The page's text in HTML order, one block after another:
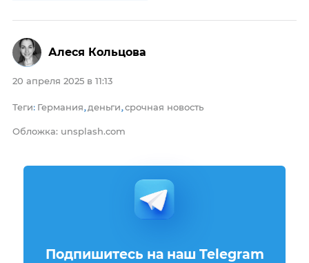
20 апреля 2025 в 11:13
Теги: Германия, деньги,срочная новость
Обложка: unsplash.com
Алеся Кольцова
Подпишитесь на наш Telegram